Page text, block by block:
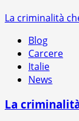
La criminalità
Blog
Carcere
Italie
News
La